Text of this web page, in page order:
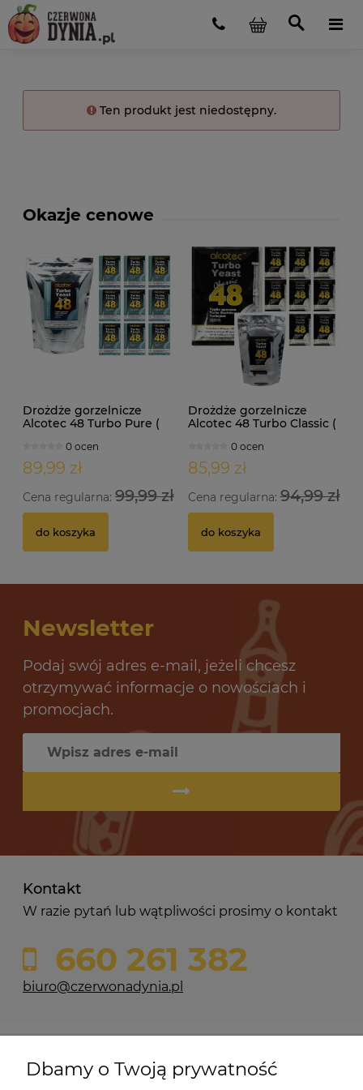
Ten produkt jest niedostępny.
Okazje cenowe
Drożdże gorzelnicze
Alcotec 48 Turbo Pure (
0 ocen
89,99 zł
Cena regularna: 99,99 zł
do koszyka
Drożdże gorzelnicze
Alcotec 48 Turbo Classic (
0 ocen
85,99 zł
Cena regularna:94,99 zł
do koszyka
Newsletter
Podaj swój adres e-mail, jeżeli chcesz
otrzymywać informacje o nowościach i
promocjach.
Kontakt
W razie pytań lub wątpliwości prosimy o kontakt
660 261 382
biuro@czerwonadynia.pl
Dbamy o Twoją prywatność